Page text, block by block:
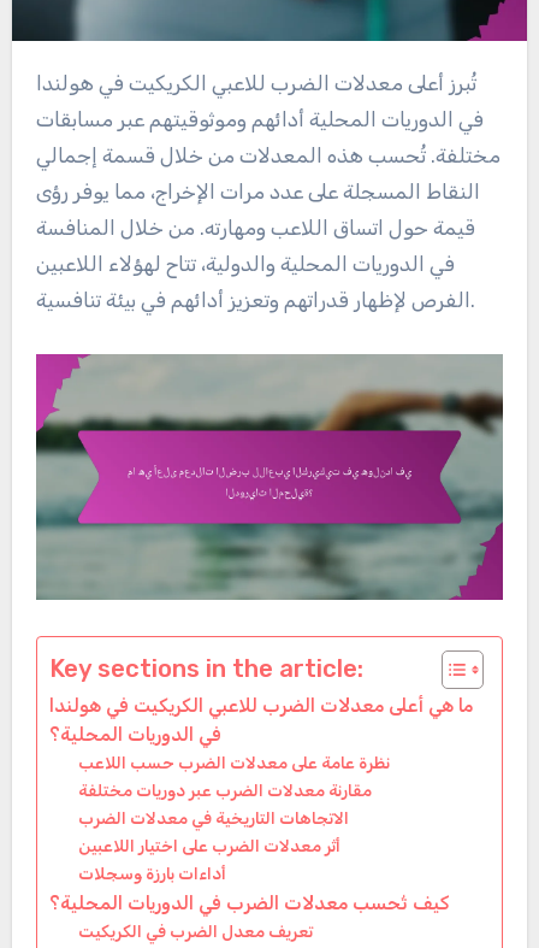
تُبرز أعلى معدلات الضرب للاعبي الكريكيت في هولندا
في الدوريات المحلية أدائهم وموثوقيتهم عبر مسابقات
مختلفة. تُحسب هذه المعدلات من خلال قسمة إجمالي
النقاط المسجلة على عدد مرات الإخراج، مما يوفر رؤى
قيمة حول اتساق اللاعب ومهارته. من خلال المنافسة
في الدوريات المحلية والدولية، تتاح لهؤلاء اللاعبين
الفرص لإظهار قدراتهم وتعزيز أدائهم في بيئة تنافسية.
Key sections in the article:
ما هي أعلى معدلات الضرب للاعبي الكريكيت في هولندا
في الدوريات المحلية؟
نظرة عامة على معدلات الضرب حسب اللاعب
مقارنة معدلات الضرب عبر دوريات مختلفة
الاتجاهات التاريخية في معدلات الضرب
أثر معدلات الضرب على اختيار اللاعبين
أداءات بارزة وسجلات
كيف تُحسب معدلات الضرب في الدوريات المحلية؟
تعريف معدل الضرب في الكريكيت